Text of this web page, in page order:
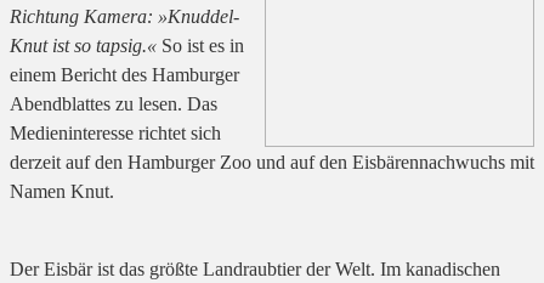
Richtung Kamera: »Knuddel-
Knut ist so tapsig.« So ist es in
einem Berichtdes Hamburger
Abendblattes zu lesen. Das
Medieninteresse richtet sich
derzeit auf den Hamburger Zoo und auf den Eisbärennachwuchs mit
Namen Knut.
Der Eisbär ist das größte Landraubtier der Welt. Im kanadischen